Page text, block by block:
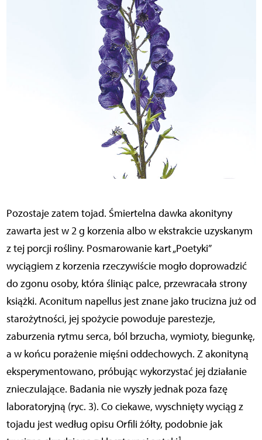
Pozostaje zatem tojad. Śmiertelna dawka akonityny
zawarta jest w 2 g korzenia albo w ekstrakcie uzyskanym
z tej porcji rośliny. Posmarowanie kart „Poetyki”
wyciągiem z korzenia rzeczywiście mogło doprowadzić
do zgonu osoby, która śliniąc palce, przewracała strony
książki. Aconitum napellus jest znane jako trucizna już od
starożytności, jej spożycie powoduje parestezje,
zaburzenia rytmu serca, ból brzucha, wymioty, biegunkę,
a w końcu porażenie mięśni oddechowych. Z akonityną
eksperymentowano, próbując wykorzystać jej działanie
znieczulające. Badania nie wyszły jednak poza fazę
laboratoryjną (ryc. 3). Co ciekawe, wyschnięty wyciąg z
tojadu jest według opisu Orfili żółty, podobnie jak